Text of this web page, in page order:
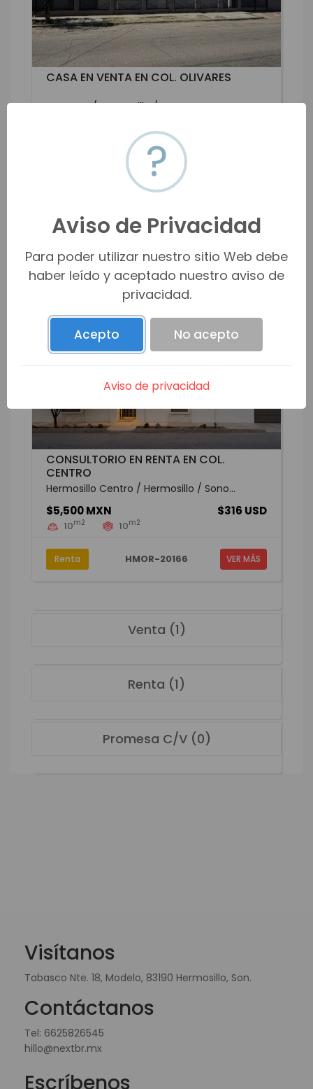
CASA EN VENTA EN COL. OLIVARES
OLIVARES / Hermosillo / Sonora
1
HMOV-19321
CONSULTORIO EN RENTA EN COL.
CENTRO
Hermosillo Centro / Hermosillo / Sono...
$5,500 MXN $316 USD
10m2 10m2
Renta HMOR-20166 VER MÁS
Venta (1)
Renta (1)
Promesa C/V (0)
Visítanos
Tabasco Nte. 18, Modelo, 83190 Hermosillo, Son.
Contáctanos
Tel: 6625826545
hillo@nextbr.mx
Escríbenos
?
Aviso de Privacidad
Para poder utilizar nuestro sitio Web debe
haber leído y aceptado nuestro aviso de
privacidad.
Acepto No acepto
Aviso de privacidad